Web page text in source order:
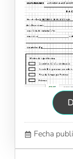
Fecha